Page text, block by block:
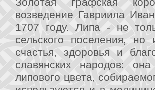
возведение Гавриила
1707 году. Липа - не
сельского поселения,
счастья, здоровья и
славянских народов:
липового цвета,